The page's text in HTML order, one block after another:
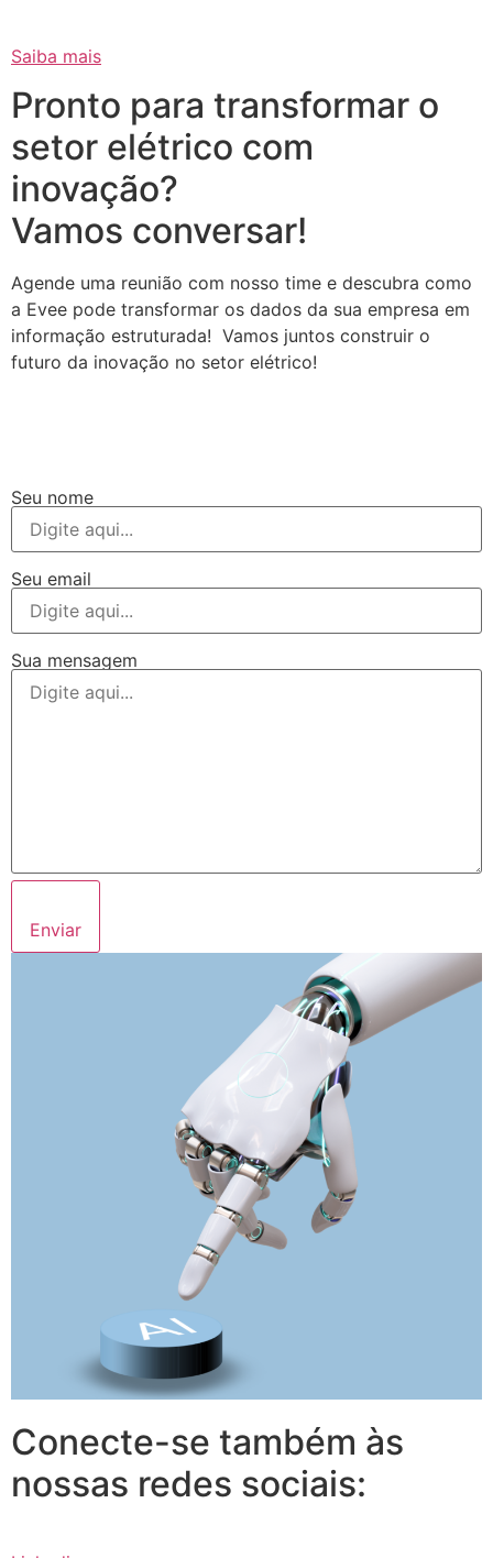
Saiba mais
Pronto para transformar o
setor elétrico com
inovação?
Vamos conversar!
Agende uma reunião com nosso time e descubra como
a Evee pode transformar os dados da sua empresa em
informação estruturada! Vamos juntos construir o
futuro da inovação no setor elétrico!
Seu nome
Seu email
Sua mensagem
Enviar
Conecte-se também às
nossas redes sociais: